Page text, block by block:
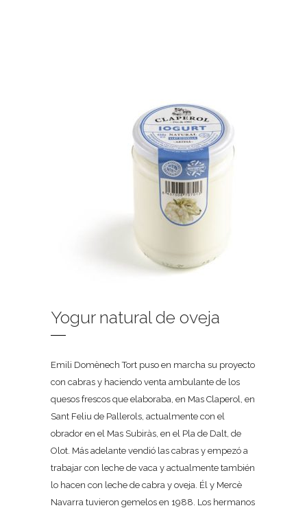
Yogur natural de oveja
Emili Domènech Tort puso en marcha su proyecto
con cabras y haciendo venta ambulante de los
quesos frescos que elaboraba, en Mas Claperol, en
Sant Feliu de Pallerols, actualmente con el
obrador en el Mas Subiràs, en el Pla de Dalt, de
Olot. Más adelante vendió las cabras y empezó a
trabajar con leche de vaca y actualmente también
lo hacen con leche de cabra y oveja. Él y Mercè
Navarra tuvieron gemelos en 1988. Los hermanos